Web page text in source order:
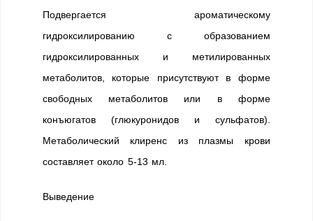
Подвергается ароматическому
гидроксилированию с образованием
гидроксилированных и метилированных
метаболитов, которые присутствуют в форме
свободных метаболитов или в форме
конъюгатов (глюкуронидов и сульфатов).
Метаболический клиренс из плазмы крови
составляет около 5-13 мл.
Выведение